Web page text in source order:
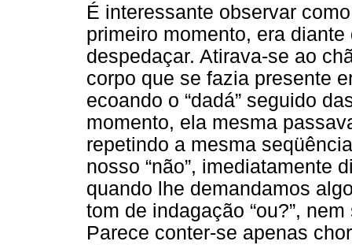
É interessante observar
primeiro momento, era diante
despedaçar. Atirava-se ao
corpo que se fazia presente
ecoando o “dadá” seguido
momento, ela mesma
repetindo a mesma
nosso “não”, imediatamente
quando lhe demandamos
tom de indagação “ou?”,
Parece conter-se apenas